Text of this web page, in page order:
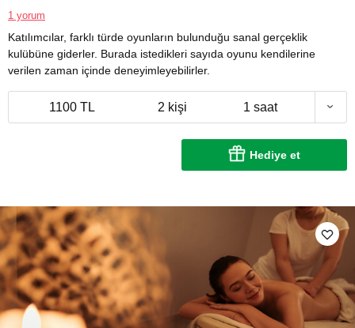
1 yorum
Katılımcılar, farklı türde oyunların bulunduğu sanal gerçeklik
kulübüne giderler. Burada istedikleri sayıda oyunu kendilerine
verilen zaman içinde deneyimleyebilirler.
1100 TL 2 kişi 1 saat
Hediye et